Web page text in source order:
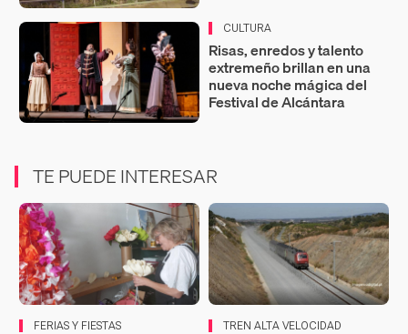
CULTURA
Risas, enredos y talento
extremeño brillan en una
nueva noche mágica del
Festival de Alcántara
TE PUEDE INTERESAR
FERIAS Y FIESTAS TREN ALTA VELOCIDAD